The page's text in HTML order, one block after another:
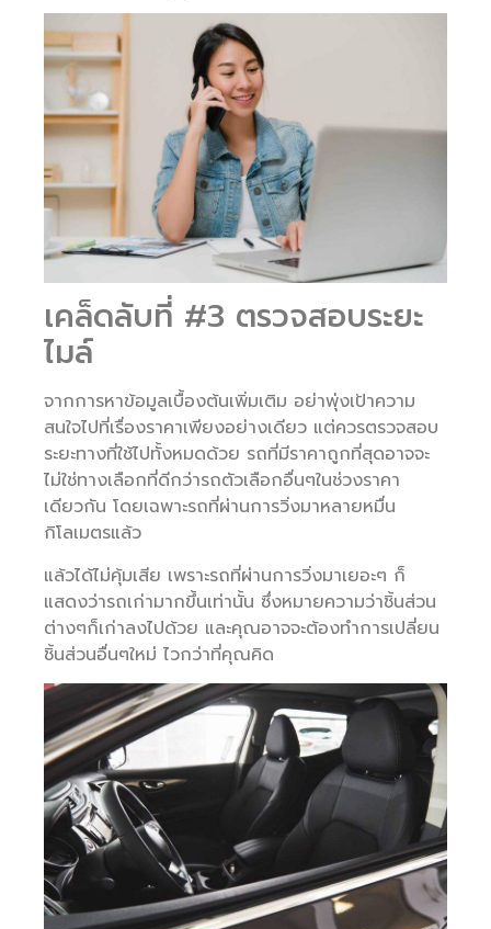
เคล็ดลับที่ #3 ตรวจสอบระยะ
ไมล์
จากการหาข้อมูลเบื้องต้นเพิ่มเติม อย่าพุ่งเป้าความ
สนใจไปที่เรื่องราคาเพียงอย่างเดียว แต่ควรตรวจสอบ
ระยะทางที่ใช้ไปทั้งหมดด้วย รถที่มีราคาถูกที่สุดอาจจะ
ไม่ใช่ทางเลือกที่ดีกว่ารถตัวเลือกอื่นๆในช่วงราคา
เดียวกัน โดยเฉพาะรถที่ผ่านการวิ่งมาหลายหมื่น
กิโลเมตรแล้ว
แล้วได้ไม่คุ้มเสีย เพราะรถที่ผ่านการวิ่งมาเยอะๆ ก็
แสดงว่ารถเก่ามากขึ้นเท่านั้น ซึ่งหมายความว่าชิ้นส่วน
ต่างๆก็เก่าลงไปด้วย และคุณอาจจะต้องทำการเปลี่ยน
ชิ้นส่วนอื่นๆใหม่ ไวกว่าที่คุณคิด